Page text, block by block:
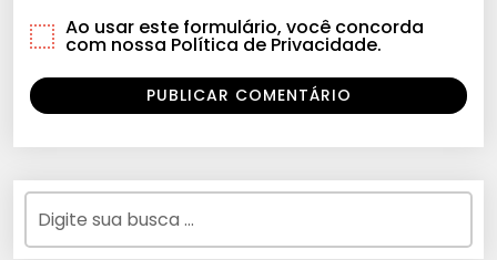
Ao usar este formulário, você concorda
com nossa Política de Privacidade.